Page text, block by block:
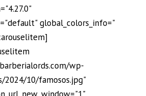
global_colors_info="
wp-
2024/10/famosos.jpg"